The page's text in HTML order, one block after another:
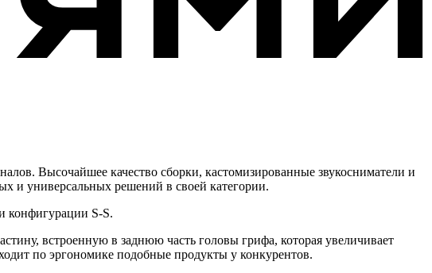
Высочайшее качество сборки, кастомизированные звукосниматели и
и универсальных решений в своей категории.
конфигурации S-S.
встроенную в заднюю часть головы грифа, которая увеличивает
по эргономике подобные продукты у конкурентов.